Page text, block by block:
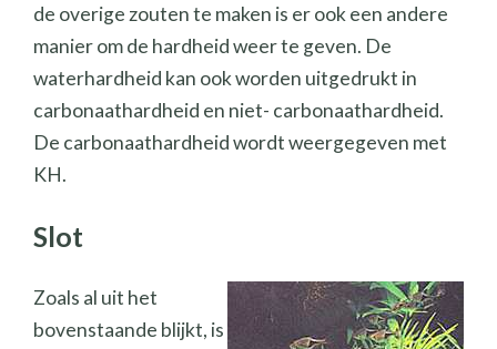
de overige zouten te maken is er ook een andere
manier om de hardheid weer te geven. De
waterhardheid kan ook worden uitgedrukt in
carbonaathardheid en niet- carbonaathardheid.
De carbonaathardheid wordt weergegeven met
KH.
Slot
Zoals al uit het
bovenstaande blijkt, is